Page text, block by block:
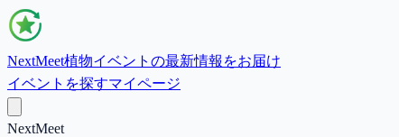
NextMeet植物イベントの最新情報をお届け
イベントを探すマイページ
NextMeet